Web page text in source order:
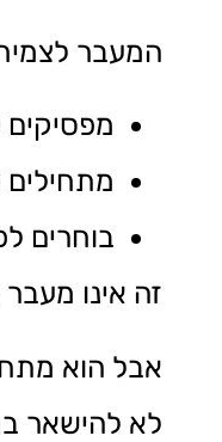
המעבר
מתחילים
בוחרים
זה אינו
אבל הוא
לא להישאר